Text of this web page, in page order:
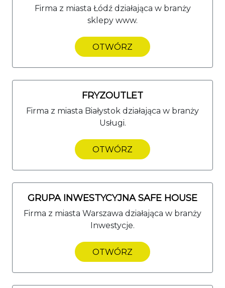
Firma z miasta Łódź działająca w branży
sklepy www.
OTWÓRZ
FRYZOUTLET
Firma z miasta Białystok działająca w branży
Usługi.
OTWÓRZ
GRUPA INWESTYCYJNA SAFE HOUSE
Firma z miasta Warszawa działająca w branży
Inwestycje.
OTWÓRZ